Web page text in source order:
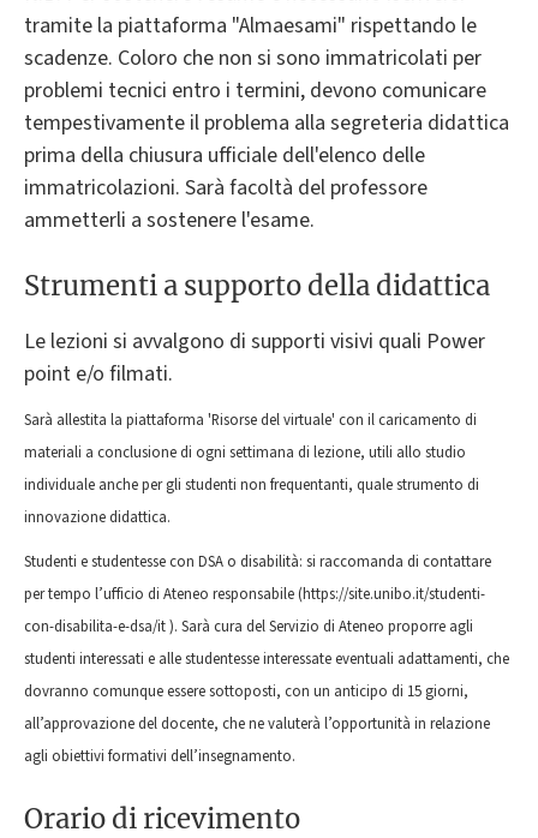
tramite la piattaforma "Almaesami" rispettando le
scadenze. Coloro che non si sono immatricolati per
problemi tecnici entro i termini, devono comunicare
tempestivamente il problema alla segreteria didattica
prima della chiusura ufficiale dell'elenco delle
immatricolazioni. Sarà facoltà del professore
ammetterli a sostenere l'esame.
Strumenti a supporto della didattica
Le lezioni si avvalgono di supporti visivi quali Power
point e/o filmati.
Sarà allestita la piattaforma 'Risorse del virtuale' con il caricamento di
materiali a conclusione di ogni settimana di lezione, utili allo studio
individuale anche per gli studenti non frequentanti, quale strumento di
innovazione didattica.
Studenti e studentesse con DSA o disabilità: si raccomanda di contattare
per tempo l’ufficio di Ateneo responsabile (https://site.unibo.it/studenti-
con-disabilita-e-dsa/it ). Sarà cura del Servizio di Ateneo proporre agli
studenti interessati e alle studentesse interessate eventuali adattamenti, che
dovranno comunque essere sottoposti, con un anticipo di 15 giorni,
all’approvazione del docente, che ne valuterà l’opportunità in relazione
agli obiettivi formativi dell’insegnamento.
Orario di ricevimento